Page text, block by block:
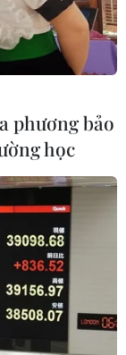
phương bảo
học